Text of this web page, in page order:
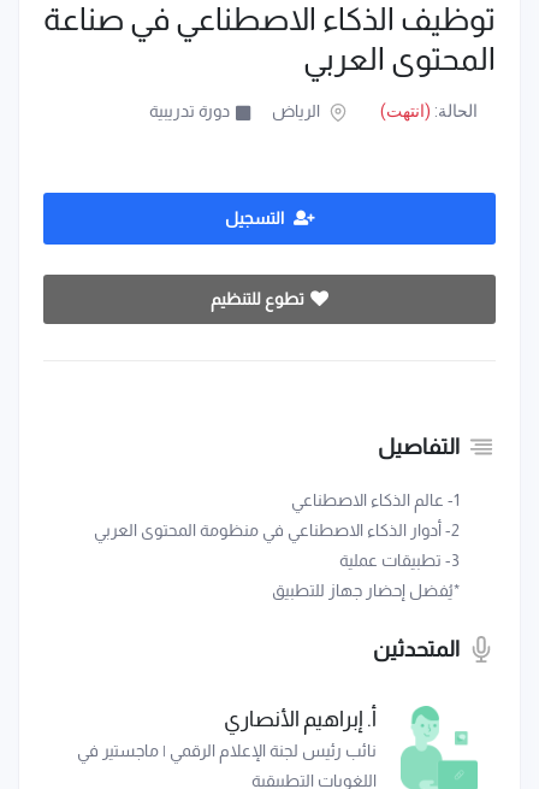
توظيف الذكاء الاصطناعي في صناعة
المحتوى العربي
الحالة: (انتهت) الرياض دورة تدريبية
التسجيل
تطوع للتنظيم
التفاصيل
1- عالم الذكاء الاصطناعي
2- أدوار الذكاء الاصطناعي في منظومة المحتوى العربي
3- تطبيقات عملية
*يُفضل إحضار جهاز للتطبيق
المتحدثين
أ. إبراهيم الأنصاري
نائب رئيس لجنة الإعلام الرقمي | ماجستير في
اللغويات التطبيقية